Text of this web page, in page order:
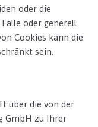
oder die
oder generell
Cookies kann die
sein.
über die von der
GmbH zu Ihrer